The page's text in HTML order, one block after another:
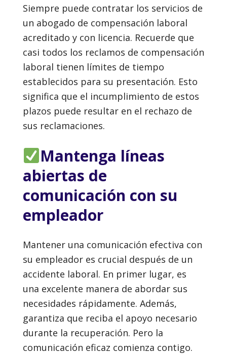
Siempre puede contratar los servicios de
un abogado de compensación laboral
acreditado y con licencia. Recuerde que
casi todos los reclamos de compensación
laboral tienen límites de tiempo
establecidos para su presentación. Esto
significa que el incumplimiento de estos
plazos puede resultar en el rechazo de
sus reclamaciones.
Mantenga líneas
abiertas de
comunicación con su
empleador
Mantener una comunicación efectiva con
su empleador es crucial después de un
accidente laboral. En primer lugar, es
una excelente manera de abordar sus
necesidades rápidamente. Además,
garantiza que reciba el apoyo necesario
durante la recuperación. Pero la
comunicación eficaz comienza contigo.